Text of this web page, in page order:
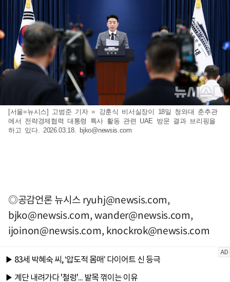
[서울=뉴시스] 고범준 기자 = 강훈식 비서실장이 18일 청와대 춘추관
에서 전략경제협력 대통령 특사 활동 관련 UAE 방문 결과 브리핑을
하고 있다. 2026.03.18. bjko@newsis.com
◎공감언론 뉴시스ryuhj@newsis.com,
bjko@newsis.com,wander@newsis.com,
ijoinon@newsis.com,knockrok@newsis.com